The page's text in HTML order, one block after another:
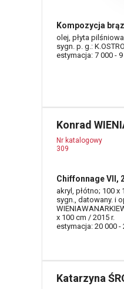
Kompozycja
olej, płyta
sygn. p. g.:
estymacja: 7 000 - 9
Konrad
Nr katalogowy
309
Chiffonnage VII,
akryl, płótno; 100 x
sygn., datowany. i
x 100 cm / 2015 r.
estymacja: 20 000 -
Katarzyna